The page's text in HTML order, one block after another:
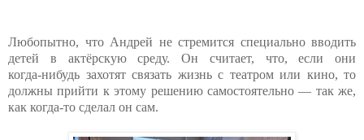
Любопытно, что Андрей не стремится специально вводить
детей в актёрскую среду. Он считает, что, если они
когда‑нибудь захотят связать жизнь с театром или кино, то
должны прийти к этому решению самостоятельно — так же,
как когда‑то сделал он сам.